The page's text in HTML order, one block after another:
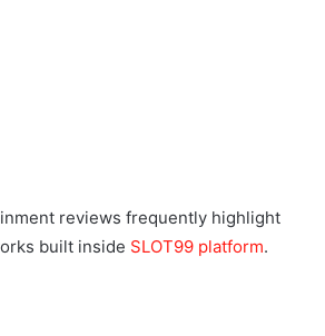
reviews frequently highlight
built inside SLOT99 platform.